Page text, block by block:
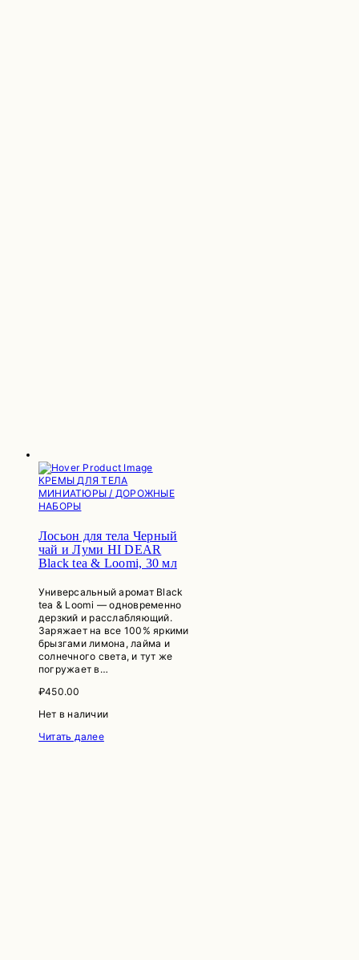
КРЕМЫ ДЛЯ ТЕЛА
МИНИАТЮРЫ / ДОРОЖНЫЕ
НАБОРЫ
Лосьон для тела Черный
чай и Луми HI DEAR
Black tea & Loomi, 30 мл
Универсальный аромат Black
tea & Loomi — одновременно
дерзкий и расслабляющий.
Заряжает на все 100% яркими
брызгами лимона, лайма и
солнечного света, и тут же
погружает в…
₽450.00
Нет в наличии
Читать далее